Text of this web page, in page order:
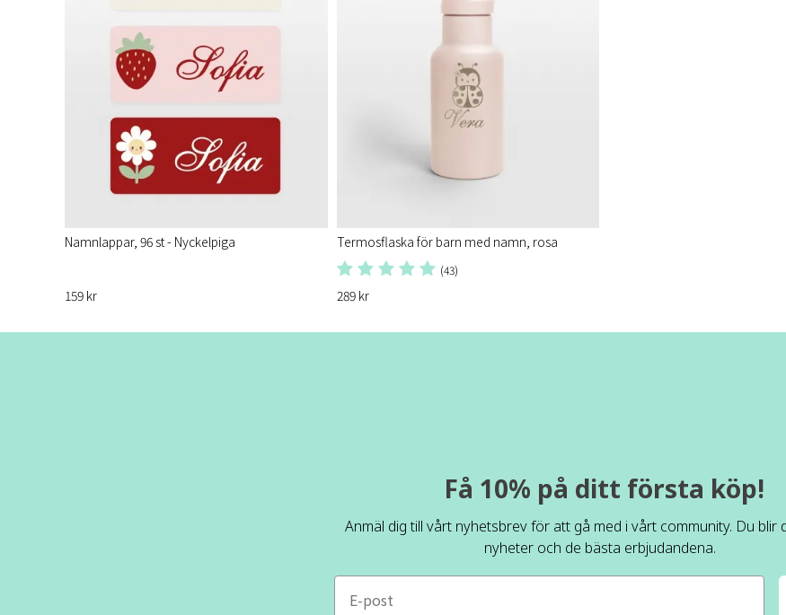
Namnlappar, 96 st - Nyckelpiga
159 kr
Termosflaska för barn med namn, rosa
(43)
289 kr
Få 10% på ditt första köp!
Anmäl dig till vårt nyhetsbrev för att gå med i vårt community. Du blir
nyheter och de bästa erbjudandena.
e-mail